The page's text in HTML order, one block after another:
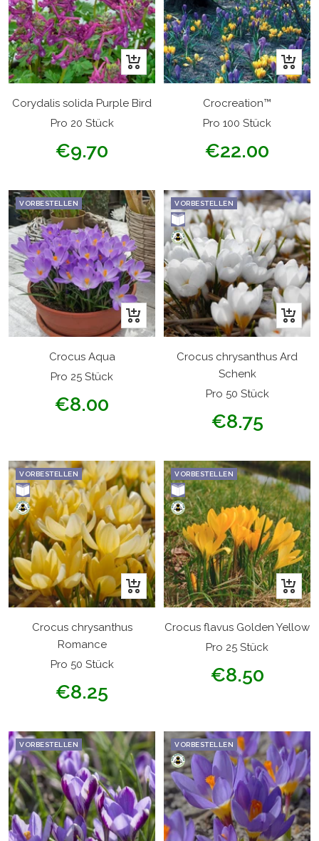
In
den
Warenkorb
Corydalis solida Purple Bird
Pro 20 Stück
Angebotspreis
€9.70
In
den
Crocreation™
Pro 100 Stück
Angebotspreis
€22.00
VORBESTELLEN
In
den
Warenkorb
Crocus Aqua
Pro 25 Stück
Angebotspreis
€8.00
VORBESTELLEN
In
den
Crocus chrysanthus Ard
Schenk
Pro 50 Stück
Angebotspreis
€8.75
VORBESTELLEN
In
den
Warenkorb
Crocus chrysanthus
Romance
Pro 50 Stück
Angebotspreis
€8.25
VORBESTELLEN
In
den
Crocus flavus Golden Yellow
Pro 25 Stück
Angebotspreis
€8.50
VORBESTELLEN VORBESTELLEN